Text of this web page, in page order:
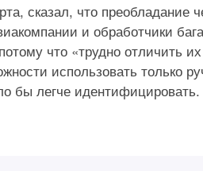
сказал, что преобладание
и обработчики
что «трудно отличить их
использовать только
бы легче идентифицировать.